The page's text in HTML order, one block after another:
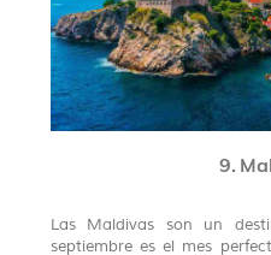
9.
Las Maldivas son un
septiembre es el mes